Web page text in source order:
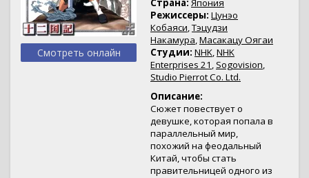
Смотреть онлайн
Страна: Япония
Режиссеры: Цунэо
Кобаяси,Тэцудзи
Накамура,Масакацу Оягаи
Студии: NHK,NHK
Enterprises 21 ,Sogovision,
Studio Pierrot Co. Ltd.
Описание:
Сюжет повествует о
девушке, которая попала в
параллельный мир,
похожий на феодальный
Китай, чтобы стать
правительницей одного из